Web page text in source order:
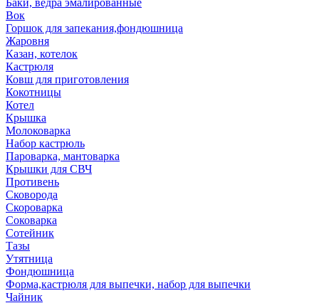
Баки, ведра эмалированные
Вок
Горшок для запекания,фондюшница
Жаровня
Казан, котелок
Кастрюля
Ковш для приготовления
Кокотницы
Котел
Крышка
Молоковарка
Набор кастрюль
Пароварка, мантоварка
Крышки для СВЧ
Противень
Сковорода
Скороварка
Соковарка
Сотейник
Тазы
Утятница
Фондюшница
Форма,кастрюля для выпечки, набор для выпечки
Чайник